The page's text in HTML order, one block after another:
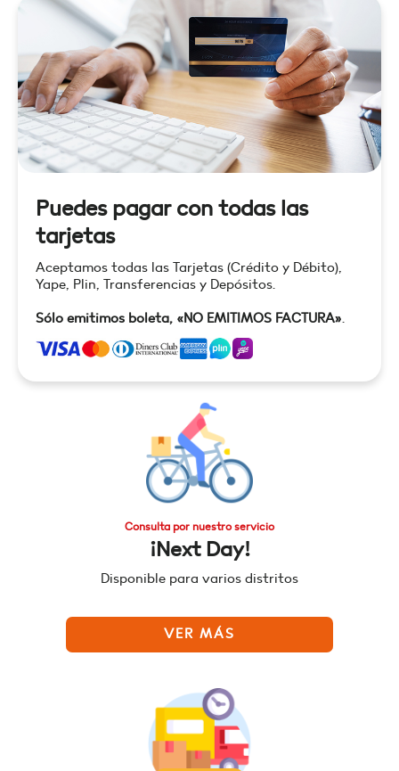
Puedes pagar con todas las
tarjetas
Aceptamos todas las Tarjetas (Crédito y Débito),
Yape, Plin, Transferencias y Depósitos.
Sólo emitimos boleta, «NO EMITIMOS FACTURA».
Consulta por nuestro servicio
¡Next Day!
Disponible para varios distritos
VER MÁS